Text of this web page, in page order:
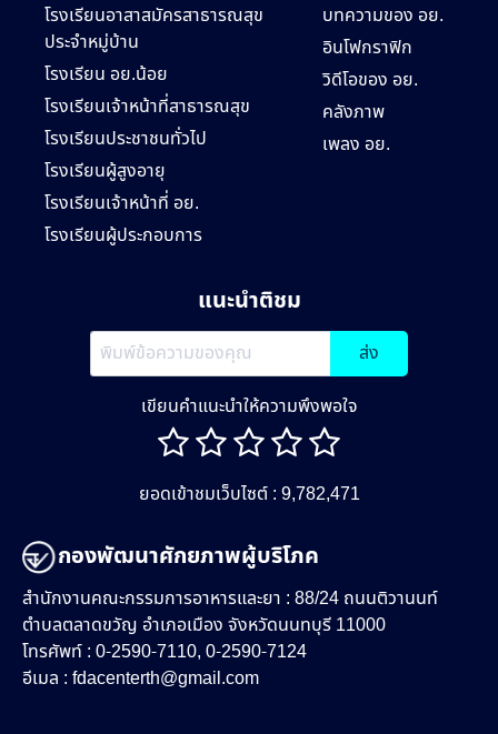
โรงเรียนอาสาสมัครสาธารณสุข
ประจำหมู่บ้าน
โรงเรียน อย.น้อย
โรงเรียนเจ้าหน้าที่สาธารณสุข
โรงเรียนประชาชนทั่วไป
โรงเรียนผู้สูงอายุ
โรงเรียนเจ้าหน้าที่ อย.
โรงเรียนผู้ประกอบการ
บทความของ อย.
อินโฟกราฟิก
วิดีโอของ อย.
คลังภาพ
เพลง อย.
แนะนำติชม
ส่ง
เขียนคำแนะนำให้ความพึงพอใจ
ยอดเข้าชมเว็บไซต์ : 9,782,471
กองพัฒนาศักยภาพผู้บริโภค
สำนักงานคณะกรรมการอาหารและยา : 88/24 ถนนติวานนท์
ตำบลตลาดขวัญ อำเภอเมือง จังหวัดนนทบุรี 11000
โทรศัพท์ : 0-2590-7110, 0-2590-7124
อีเมล : fdacenterth@gmail.com